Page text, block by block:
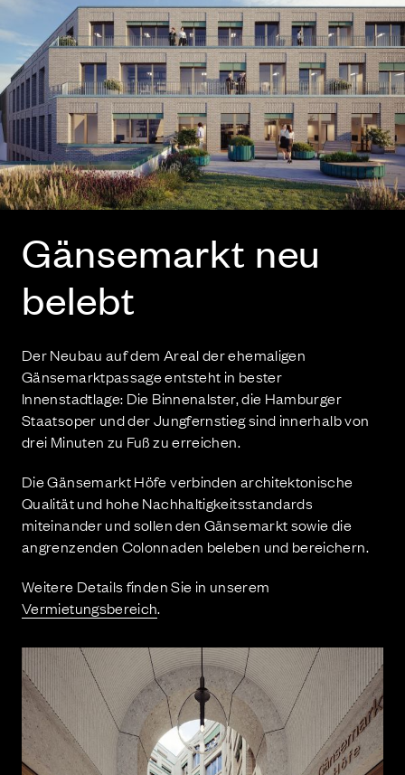
Gän­se­markt neu
belebt
Der Neubau auf dem Areal der ehemaligen
Gänsemarktpassage entsteht in bester
Innenstadtlage: Die Binnenalster, die Hamburger
Staatsoper und der Jungfernstieg sind innerhalb von
drei Minuten zu Fuß zu erreichen.
Die Gänsemarkt Höfe verbinden architektonische
Qualität und hohe Nachhaltigkeitsstandards
miteinander und sollen den Gänsemarkt sowie die
angrenzenden Colonnaden beleben und bereichern.
Weitere Details finden Sie in unserem
Vermietungsbereich.